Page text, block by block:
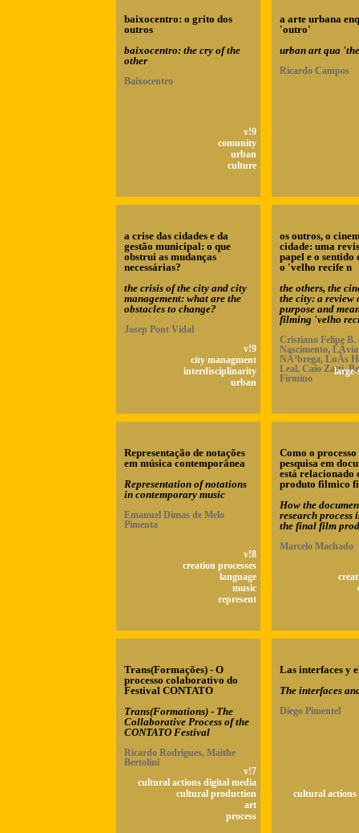
baixocentro: o grito dos
outros
baixocentro: the cry of the
other
Baixocentro
v!9
comunity
urban
culture
a arte urbana
'outro'
urban art qua
Ricardo Campos
a crise das cidades e da
gestão municipal: o que
obstrui as mudanças
necessárias?
the crisis of the city and city
management: what are the
obstacles to change?
Josep Pont Vidal
v!9
city managment
interdisciplinarity
urban
os outros, o
cidade: uma
papel e o
o 'velho recife n
the others, the
the city: a review
purpose and
filming 'velho
Cristiano Felipe B.
Nascimento,
NÃ³brega, LuÃ­s
Leal, Caio Zatti,
Firmino
large-
Representação de notações
em música contemporânea
Representation of notations
in contemporary music
Emanuel Dimas de Melo
Pimenta
v!8
creation processes
language
music
represent
Como o processo
pesquisa em
está relacionado
produto filmico
How the
research process
the final film
Marcelo Machado
Trans(Formações) - O
processo colaborativo do
Festival CONTATO
Trans(Formations) - The
Collaborative Process of the
CONTATO Festival
Ricardo Rodrigues, Maithe
Bertolini
v!7
cultural actions digital media
cultural production
art
process
Las interfaces y
The interfaces
Diego Pimentel
cultural actions